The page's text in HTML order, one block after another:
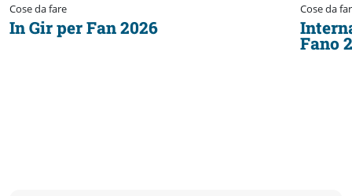
Cose da fare
In Gir per Fan 2026
Cose da
Fano